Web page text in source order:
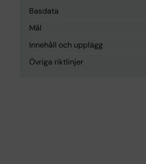
Basdata
Mål
Innehåll och upplägg
Övriga riktlinjer